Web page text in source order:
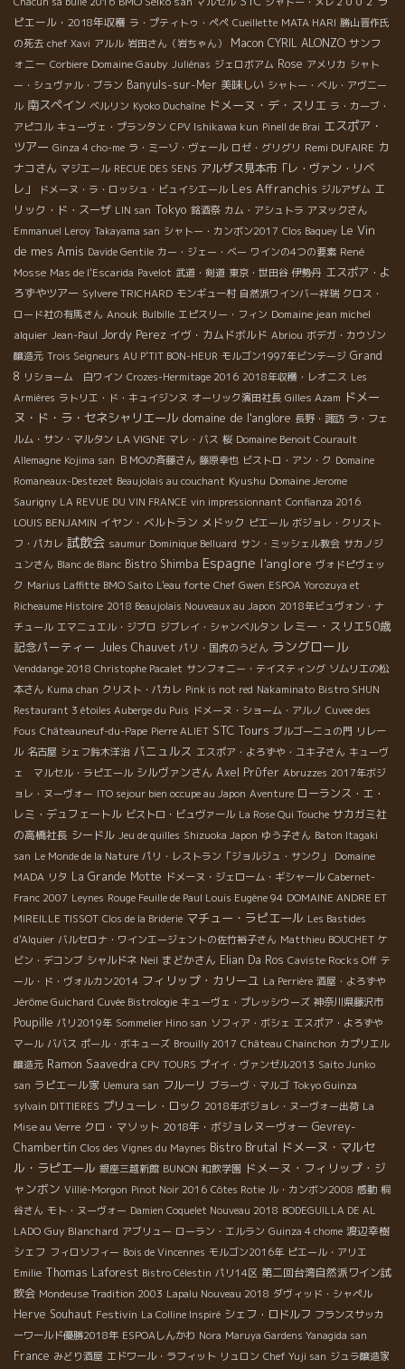
ピエール・2018年収穫 ラ・プティトゥ・ペペ Cueillette MATA HARI 勝山晋作氏
の死去 chef Xavi アルル 岩田さん（岩ちゃん） Macon CYRIL ALONZO サンフ
ォニー Corbiere Domaine Gauby Juliénas ジェロボアム Rose アメリカ シャト
ー・シュヴァル・ブラン Banyuls-sur-Mer 美味しい シャトー・ベル・アヴニー
ル 南スペイン ベルリン Kyoko Duchaîne ドメーヌ・デ・スリエ ラ・カーブ・
アピコル キューヴェ・プランタン CPV Ishikawa kun Pinell de Brai エスポア・
ツアー Ginza 4 cho-me ラ・ミーゾ・ヴェール ロゼ・グリグリ Remi DUFAIRE カ
ナコさん マジエール RECUE DES SENS アルザス見本市「レ・ヴァン・リベ
レ」
ドメーヌ・ラ・ロッシュ・ビュイシエール Les Affranchis ジルアザム エ
リック・ド・スーザ LIN san Tokyo 銘酒祭 カム・アシュトラ アヌックさん
Emmanuel Leroy Takayama san シャトー・カンボン2017 Clos Baquey Le Vin
de mes Amis Davide Gentile カー・ジェー・ベー ワインの4つの要素 René
Mosse Mas de l'Escarida Pavelot 武道・剣道 東京・世田谷 伊勢丹 エスポア・よ
ろずやツアー Sylvere TRICHARD モンギュー村 自然派ワインバー祥瑞 クロス・
ロード社の有馬さん Anouk Bulbille エピスリー・フィン Domaine jean michel
alquier Jean-Paul Jordy Perez イヴ・カムドボルド Abriou ボデガ・カウゾン
醸造元 Trois Seigneurs AU P'TIT BON-HEUR モルゴン1997年ビンテージ Grand
8 リショーム 白ワイン Crozes-Hermitage 2016 2018年収穫・レオニス Les
Armières ラトリエ・ド・キュイジンヌ オーリック濱田社長 Gilles Azam ドメー
ヌ・ド・ラ・セネシャリエール domaine de l'anglore 長野・諏訪 ラ・フェ
ルム・サン・マルタン LA VIGNE マレ・バス 桜 Domaine Benoit Courault
Allemagne Kojima san ＢＭОの斉藤さん 藤原幸也 ビストロ・アン・ク Domaine
Romaneaux-Destezet Beaujolais au couchant Kyushu Domaine Jerome
Saurigny LA REVUE DU VIN FRANCE vin impressionnant Confianza 2016
LOUIS BENJAMIN イヤン・ベルトラン メドック ピエール ボジョレ・クリスト
フ・パカレ 試飲会 saumur Dominique Belluard サン・ミッシェル教会 サカノジ
ュンさん Blanc de Blanc Bistro Shimba Espagne l'anglore ヴォドピヴェッ
ク Marius Laffitte BMO Saito L'eau forte Chef Gwen ESPOA Yorozuya et
Richeaume Histoire 2018 Beaujolais Nouveaux au Japon 2018年ビュヴォン・ナ
チュール エマニュエル・ジブロ ジブレイ・シャンベルタン レミー・スリエ50歳
記念パーティー Jules Chauvet パリ・国虎のうどん ラングロール
Venddange 2018 Christophe Pacalet サンフォニー・テイスティング ソムリエの松
本さん Kuma chan クリスト・パカレ Pink is not red Nakaminato Bistro SHUN
Restaurant 3 étoiles Auberge du Puis ドメーヌ・ショーム・アルノ Cuvee des
Fous Châteauneuf-du-Pape Pierre ALIET STC Tours ブルゴーニュの門 リレー
ル 名古屋 シェフ鈴木洋治 バニュルス エスポア・よろずや・ユキ子さん キューヴ
ェ マルセル・ラピエール シルヴァンさん Axel Prϋfer Abruzzes 2017年ボジ
ョレ・ヌーヴォー ITO sejour bien occupe au Japon Aventure ローランス・エ・
レミ・デュフェートル ビストロ・ビュヴァール La Rose Qui Touche サカガミ社
の高橋社長 シードル Jeu de quilles Shizuoka Japon ゆう子さん Baton Itagaki
san Le Monde de la Nature パリ・レストラン「ジョルジュ・サンク」
Domaine
MADA リタ La Grande Motte ドメーヌ・ジェローム・ギシャール Cabernet-
Franc 2007 Leynes Rouge Feuille de Paul Louis Eugène 94 DOMAINE ANDRE ET
MIREILLE TISSOT Clos de la Briderie マチュー・ラピエール Les Bastides
d'Alquier バルセロナ・ワインエージェントの佐竹裕子さん Matthieu BOUCHET ケ
ビン・デコンブ シャルドネ Neil まどかさん Elian Da Ros Caviste Rocks Off テ
ール・ド・ヴォルカン2014 フィリップ・カリーユ La Perrière 酒屋・よろずや
Jérôme Guichard Cuvée Bistrologie キューヴェ・プレッシウーズ 神奈川県藤沢市
Poupille パリ2019年 Sommelier Hino san ソフィア・ボシェ エスポア・よろずや
マール ババス ポール・ボキューズ Brouilly 2017 Château Chainchon カプリエル
醸造元 Ramon Saavedra CPV TOURS プイイ・ヴァンゼル2013 Saito Junko
san ラピエール家 Uemura san フルーリ ブラーヴ・マルゴ Tokyo Guinza
sylvain DITTIERES プリューレ・ロック 2018年ボジョレ・ヌーヴォー出荷 La
Mise au Verre クロ・マソット 2018年・ボジョレヌーヴォー Gevrey-
Chambertin Clos des Vignes du Maynes Bistro Brutal ドメーヌ・マルセ
ル・ラピエール 銀座三越新館 BUNON 和飲学園 ドメーヌ・フィリップ・ジ
ャンボン Villié-Morgon Pinot Noir 2016 Côtes Rotie ル・カンボン2008 感動 桐
谷さん モト・ヌーヴォー Damien Coquelet Nouveau 2018 BODEGUILLA DE AL
LADO Guy Blanchard アブリュー ローラン・エルラン Guinza 4 chome 渡辺幸樹
シェフ フィロソフィー Bois de Vincennes モルゴン2016年 ピエール・アリエ
Emilie Thomas Laforest Bistro Célestin パリ14区 第二回台湾自然派ワイン試
飲会 Mondeuse Tradition 2003 Lapalu Nouveau 2018 ダヴィッド・シャペル
Herve Souhaut Festivin La Colline Inspiré シェフ・ロドルフ フランスサッカ
ーワールド優勝2018年 ESPOAしんかわ Nora Maruya Gardens Yanagida san
France みどり酒屋 エドワール・ラフィット リュロン Chef Yuji san ジュラ醸造家